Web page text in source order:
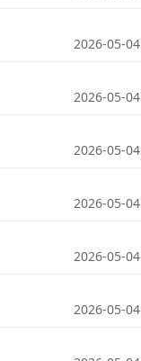
2026-05-04
2026-05-04
2026-05-04
2026-05-04
2026-05-04
2026-05-04